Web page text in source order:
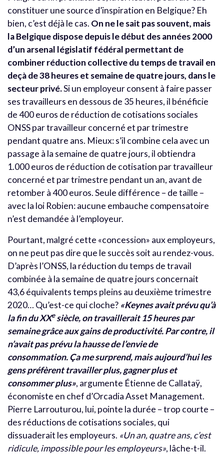
constituer une source d’inspiration en Belgique? Eh
bien, c’est déjà le cas. On ne le sait pas souvent, mais
la Belgique dispose depuis le début des années 2000
d’un arsenal législatif fédéral permettant de
combiner réduction collective du temps de travail en
deçà de 38 heures et semaine de quatre jours, dans le
secteur privé.Si un employeur consent à faire passer
ses travailleurs en dessous de 35 heures, il bénéficie
de 400 euros de réduction de cotisations sociales
ONSS par travailleur concerné et par trimestre
pendant quatre ans. Mieux: s’il combine cela avec un
passage à la semaine de quatre jours, il obtiendra
1.000 euros de réduction de cotisation par travailleur
concerné et par trimestre pendant un an, avant de
retomber à 400 euros. Seule différence – de taille –
avec la loi Robien: aucune embauche compensatoire
n’est demandée à l’employeur.
Pourtant, malgré cette «concession» aux employeurs,
on ne peut pas dire que le succès soit au rendez-vous.
D’après l’ONSS, la réduction du temps de travail
combinée à la semaine de quatre jours concernait
43,6 équivalents temps pleins au deuxième trimestre
2020… Qu’est-ce qui cloche? «Keynes avait prévu qu’à
la fin du XXesiècle, on travaillerait 15 heures par
semaine grâce aux gains de productivité. Par contre, il
n’avait pas prévu la hausse de l’envie de
consommation. Ça me surprend, mais aujourd’hui les
gens préfèrent travailler plus, gagner plus et
consommer plus», argumente Étienne de Callataÿ,
économiste en chef d’Orcadia Asset Management.
Pierre Larrouturou, lui, pointe la durée – trop courte –
des réductions de cotisations sociales, qui
dissuaderait les employeurs. «Un an, quatre ans, c’est
ridicule, impossible pour les employeurs», lâche-t-il.